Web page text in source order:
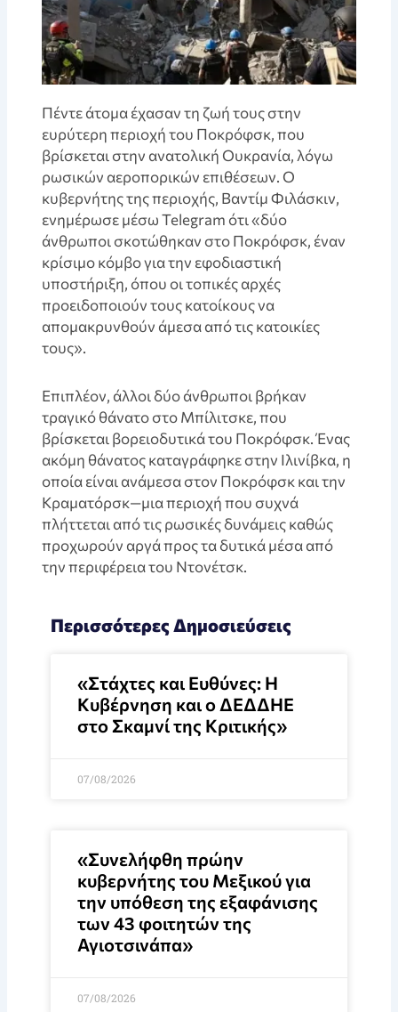
Πέντε άτομα έχασαν τη ζωή τους στην
ευρύτερη περιοχή του Ποκρόφσκ, που
βρίσκεται στην ανατολική Ουκρανία, λόγω
ρωσικών αεροπορικών επιθέσεων. Ο
κυβερνήτης της περιοχής, Βαντίμ Φιλάσκιν,
ενημέρωσε μέσω Telegram ότι «δύο
άνθρωποι σκοτώθηκαν στο Ποκρόφσκ, έναν
κρίσιμο κόμβο για την εφοδιαστική
υποστήριξη, όπου οι τοπικές αρχές
προειδοποιούν τους κατοίκους να
απομακρυνθούν άμεσα από τις κατοικίες
τους».
Επιπλέον, άλλοι δύο άνθρωποι βρήκαν
τραγικό θάνατο στο Μπίλιτσκε, που
βρίσκεται βορειοδυτικά του Ποκρόφσκ. Ένας
ακόμη θάνατος καταγράφηκε στην Ιλινίβκα, η
οποία είναι ανάμεσα στον Ποκρόφσκ και την
Κραματόρσκ—μια περιοχή που συχνά
πλήττεται από τις ρωσικές δυνάμεις καθώς
προχωρούν αργά προς τα δυτικά μέσα από
την περιφέρεια του Ντονέτσκ.
Περισσότερες Δημοσιεύσεις
«Στάχτες και Ευθύνες: Η
Κυβέρνηση και ο ΔΕΔΔΗΕ
στο Σκαμνί της Κριτικής»
07/08/2026
«Συνελήφθη πρώην
κυβερνήτης του Μεξικού για
την υπόθεση της εξαφάνισης
των 43 φοιτητών της
Αγιοτσινάπα»
07/08/2026